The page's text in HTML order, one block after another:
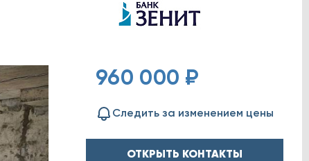
960 000 ₽
Следить за изменением цены
ОТКРЫТЬ КОНТАКТЫ